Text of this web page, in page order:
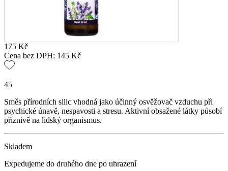
175 Kč
Cena bez DPH: 145 Kč
45
Směs přírodních silic vhodná jako účinný osvěžovač vzduchu při
psychické únavě, nespavosti a stresu. Aktivní obsažené látky působí
příznivě na lidský organismus.
Skladem
Expedujeme do druhého dne po uhrazení